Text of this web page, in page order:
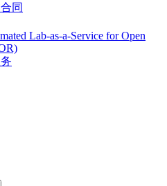
同
Lab-as-a-Service for Open